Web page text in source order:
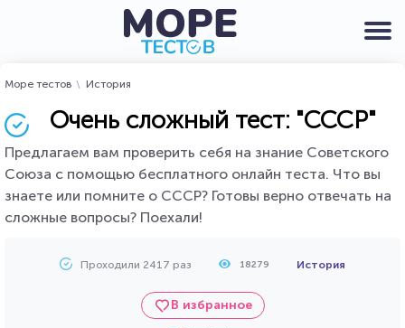
Море тестов История
Очень сложный тест: "СССР"
Предлагаем вам проверить себя на знание Советского
Союза с помощью бесплатного онлайн теста. Что вы
знаете или помните о СССР? Готовы верно отвечать на
сложные вопросы? Поехали!
Проходили 2417 раз 18279 История
В избранное